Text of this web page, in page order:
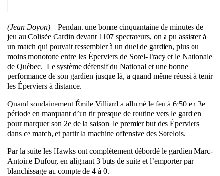
(Jean Doyon) – Pendant une bonne cinquantaine de minutes de
jeu au Colisée Cardin devant 1107 spectateurs, on a pu assister à
un match qui pouvait ressembler à un duel de gardien, plus ou
moins monotone entre les Éperviers de Sorel-Tracy et le Nationale
de Québec. Le système défensif du National et une bonne
performance de son gardien jusque là, a quand même réussi à tenir
les Éperviers à distance.
Quand soudainement Émile Villiard a allumé le feu à 6:50 en 3e
période en marquant d’un tir presque de routine vers le gardien
pour marquer son 2e de la saison, le premier but des Éperviers
dans ce match, et partir la machine offensive des Sorelois.
Par la suite les Hawks ont complètement débordé le gardien Marc-
Antoine Dufour, en alignant 3 buts de suite et l’emporter par
blanchissage au compte de 4 à 0.